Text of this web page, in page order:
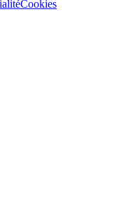
Cookies